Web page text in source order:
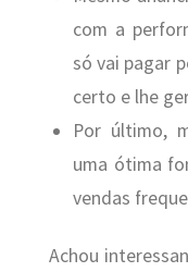
com a
só vai pagar
certo e lhe
Por último,
uma ótima
vendas
Achou